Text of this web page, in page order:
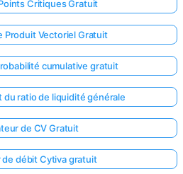
Critiques Gratuit
Produit Vectoriel Gratuit
cumulative gratuit
du ratio de liquidité générale
de CV Gratuit
de débit Cytiva gratuit